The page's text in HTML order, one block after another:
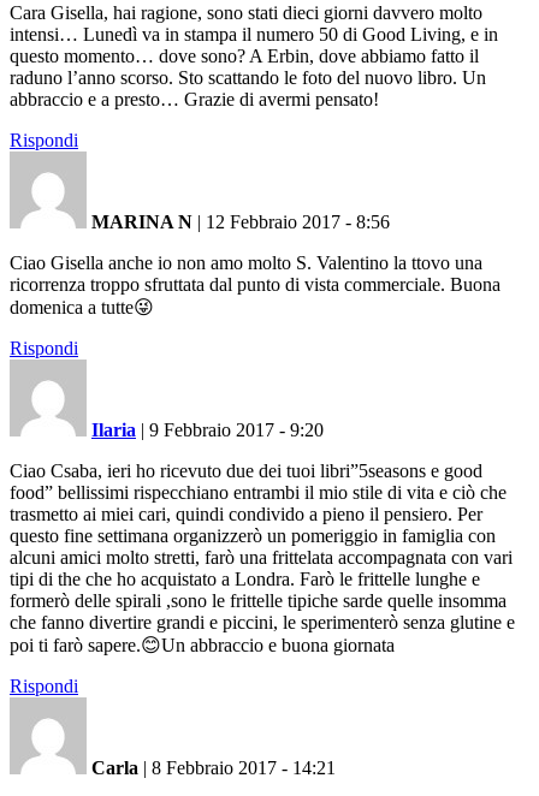
Cara Gisella, hai ragione, sono stati dieci giorni davvero molto
intensi… Lunedì va in stampa il numero 50 di Good Living, e in
questo momento… dove sono? A Erbin, dove abbiamo fatto il
raduno l’anno scorso. Sto scattando le foto del nuovo libro. Un
abbraccio e a presto… Grazie di avermi pensato!
Rispondi
MARINA N | 12 Febbraio 2017 - 8:56
Ciao Gisella anche io non amo molto S. Valentino la ttovo una
ricorrenza troppo sfruttata dal punto di vista commerciale. Buona
domenica a tutte😜
Rispondi
Ilaria | 9 Febbraio 2017 - 9:20
Ciao Csaba, ieri ho ricevuto due dei tuoi libri”5seasons e good
food” bellissimi rispecchiano entrambi il mio stile di vita e ciò che
trasmetto ai miei cari, quindi condivido a pieno il pensiero. Per
questo fine settimana organizzerò un pomeriggio in famiglia con
alcuni amici molto stretti, farò una frittelata accompagnata con vari
tipi di the che ho acquistato a Londra. Farò le frittelle lunghe e
formerò delle spirali ,sono le frittelle tipiche sarde quelle insomma
che fanno divertire grandi e piccini, le sperimenterò senza glutine e
poi ti farò sapere.😊Un abbraccio e buona giornata
Rispondi
Carla | 8 Febbraio 2017 - 14:21